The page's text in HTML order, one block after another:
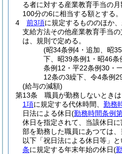
る者に対する産業教育手当の
100分の6に相当する額とする。
4
前3項に規定するもののほか
支給方法その他産業教育手当
は、規則で定める。
(昭34条例4・追加、昭
下、昭39条例1・昭46
条例12・平22条例30・
12条の3繰下、令4条例
(給与の減額)
第13条
職員が勤務しないときは
1項に規定する代休時間、 勤務
日法による休日(勤務時間条例
休日を指定されて、当該休日
部を勤務した職員にあつては、
以下「祝日法による休日等」
条に規定する年末年始の休日(